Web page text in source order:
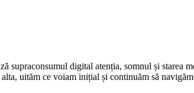
digital atenția, somnul și starea
uităm ce voiam inițial și continuăm să